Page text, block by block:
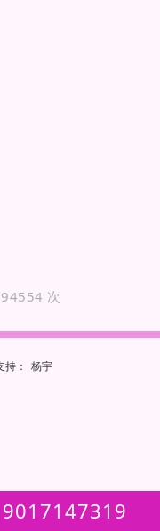
次
持 ： 杨宇